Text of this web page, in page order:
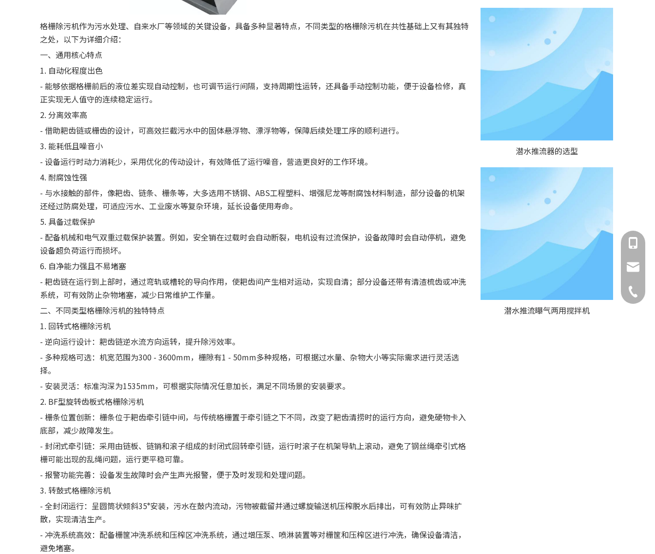
格栅除污机作为污水处理、自来水厂等领域的关键设备，具备多种显著特点，不同类型的格栅除污机在共性基础上又有其独特
之处，以下为详细介绍：
一、通用核心特点
1. 自动化程度出色
- 能够依据格栅前后的液位差实现自动控制，也可调节运行间隔，支持周期性运转，还具备手动控制功能，便于设备检修，真
正实现无人值守的连续稳定运行。
2. 分离效率高
- 借助耙齿链或栅齿的设计，可高效拦截污水中的固体悬浮物、漂浮物等，保障后续处理工序的顺利进行。
3. 能耗低且噪音小
- 设备运行时动力消耗少，采用优化的传动设计，有效降低了运行噪音，营造更良好的工作环境。
4. 耐腐蚀性强
- 与水接触的部件，像耙齿、链条、栅条等，大多选用不锈钢、ABS工程塑料、增强尼龙等耐腐蚀材料制造，部分设备的机架
还经过防腐处理，可适应污水、工业废水等复杂环境，延长设备使用寿命。
5. 具备过载保护
- 配备机械和电气双重过载保护装置。例如，安全销在过载时会自动断裂，电机设有过流保护，设备故障时会自动停机，避免
设备超负荷运行而损坏。
6. 自净能力强且不易堵塞
- 耙齿链在运行到上部时，通过弯轨或槽轮的导向作用，使耙齿间产生相对运动，实现自清；部分设备还带有清渣梳齿或冲洗
系统，可有效防止杂物堵塞，减少日常维护工作量。
二、不同类型格栅除污机的独特特点
1. 回转式格栅除污机
- 逆向运行设计：耙齿链逆水流方向运转，提升除污效率。
- 多种规格可选：机宽范围为300 - 3600mm，栅隙有1 - 50mm多种规格，可根据过水量、杂物大小等实际需求进行灵活选
择。
- 安装灵活：标准沟深为1535mm，可根据实际情况任意加长，满足不同场景的安装要求。
2. BF型旋转齿板式格栅除污机
- 栅条位置创新：栅条位于耙齿牵引链中间，与传统格栅置于牵引链之下不同，改变了耙齿清捞时的运行方向，避免硬物卡入
底部，减少故障发生。
- 封闭式牵引链：采用由链板、链销和滚子组成的封闭式回转牵引链，运行时滚子在机架导轨上滚动，避免了钢丝绳牵引式格
栅可能出现的乱绳问题，运行更平稳可靠。
- 报警功能完善：设备发生故障时会产生声光报警，便于及时发现和处理问题。
3. 转鼓式格栅除污机
- 全封闭运行：呈圆筒状倾斜35°安装，污水在鼓内流动，污物被截留并通过螺旋输送机压榨脱水后排出，可有效防止异味扩
散，实现清洁生产。
- 冲洗系统高效：配备栅筐冲洗系统和压榨区冲洗系统，通过增压泵、喷淋装置等对栅筐和压榨区进行冲洗，确保设备清洁，
避免堵塞。
潜水推流器的选型
潜水推流曝气两用搅拌机
183-
138-